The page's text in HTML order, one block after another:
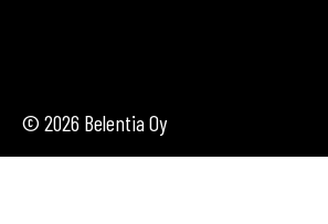
© 2026 Belentia Oy